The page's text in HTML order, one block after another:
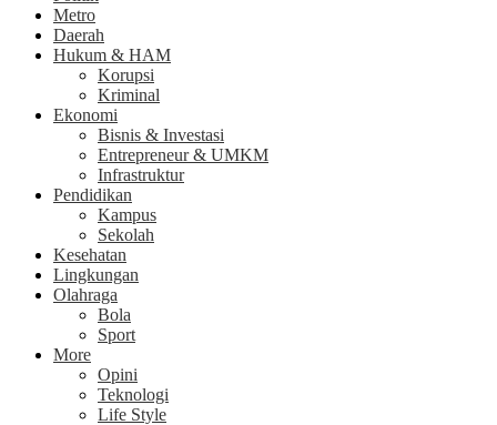
Metro
Daerah
Hukum & HAM
Korupsi
Kriminal
Ekonomi
Bisnis & Investasi
Entrepreneur & UMKM
Infrastruktur
Pendidikan
Kampus
Sekolah
Kesehatan
Lingkungan
Olahraga
Bola
Sport
More
Opini
Teknologi
Life Style